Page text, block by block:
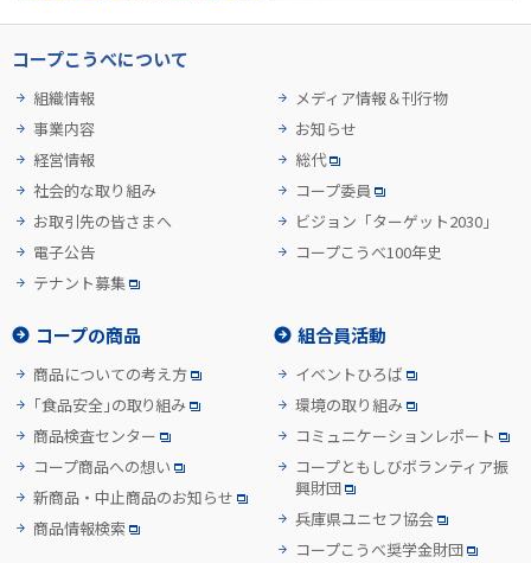
コープこうべについて
組織情報
事業内容
経営情報
社会的な取り組み
お取引先の皆さまへ
電子公告
テナント募集
メディア情報＆刊行物
お知らせ
総代
コープ委員
ビジョン「ターゲット2030」
コープこうべ100年史
コープの商品
商品についての考え方
「食品安全」の取り組み
商品検査センター
コープ商品への想い
新商品・中止商品のお知らせ
商品情報検索
組合員活動
イベントひろば
環境の取り組み
コミュニケーションレポート
コープともしびボランティア振
興財団
兵庫県ユニセフ協会
コープこうべ奨学金財団